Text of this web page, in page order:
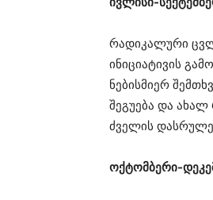
რადიკალური
ინიციატივის
ნებისმიერ
შეგუება და
ძველის
ოქტომბერი-